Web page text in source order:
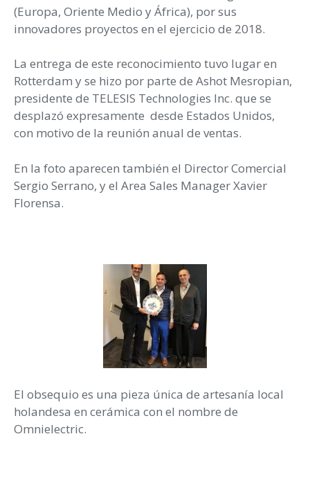
(Europa, Oriente Medio y África), por sus
innovadores proyectos en el ejercicio de 2018.
La entrega de este reconocimiento tuvo lugar en
Rotterdam y se hizo por parte de Ashot Mesropian,
presidente de TELESIS Technologies Inc. que se
desplazó expresamente desde Estados Unidos,
con motivo de la reunión anual de ventas.
En la foto aparecen también el Director Comercial
Sergio Serrano, y el Area Sales Manager Xavier
Florensa.
El obsequio es una pieza única de artesanía local
holandesa en cerámica con el nombre de
Omnielectric.